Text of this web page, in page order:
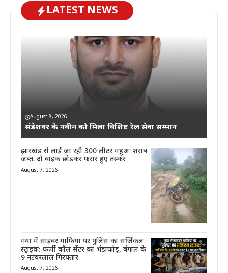
LATEST NEWS
August 8, 2026
संडेशवर के नवीन को मिला विशिष्ट रेल सेवा सम्मान
झारखंड से लाई जा रही 300 लीटर महुआ शराब
जब्त. दो बाइक छोड़कर फरार हुए तस्कर
August 7, 2026
गया में साइबर माफिया पर पुलिस का सर्जिकल
स्ट्राइक: फर्जी कॉल सेंटर का भंडाफोड़, बंगाल के
9 नटवरलाल गिरफ्तार
August 7, 2026